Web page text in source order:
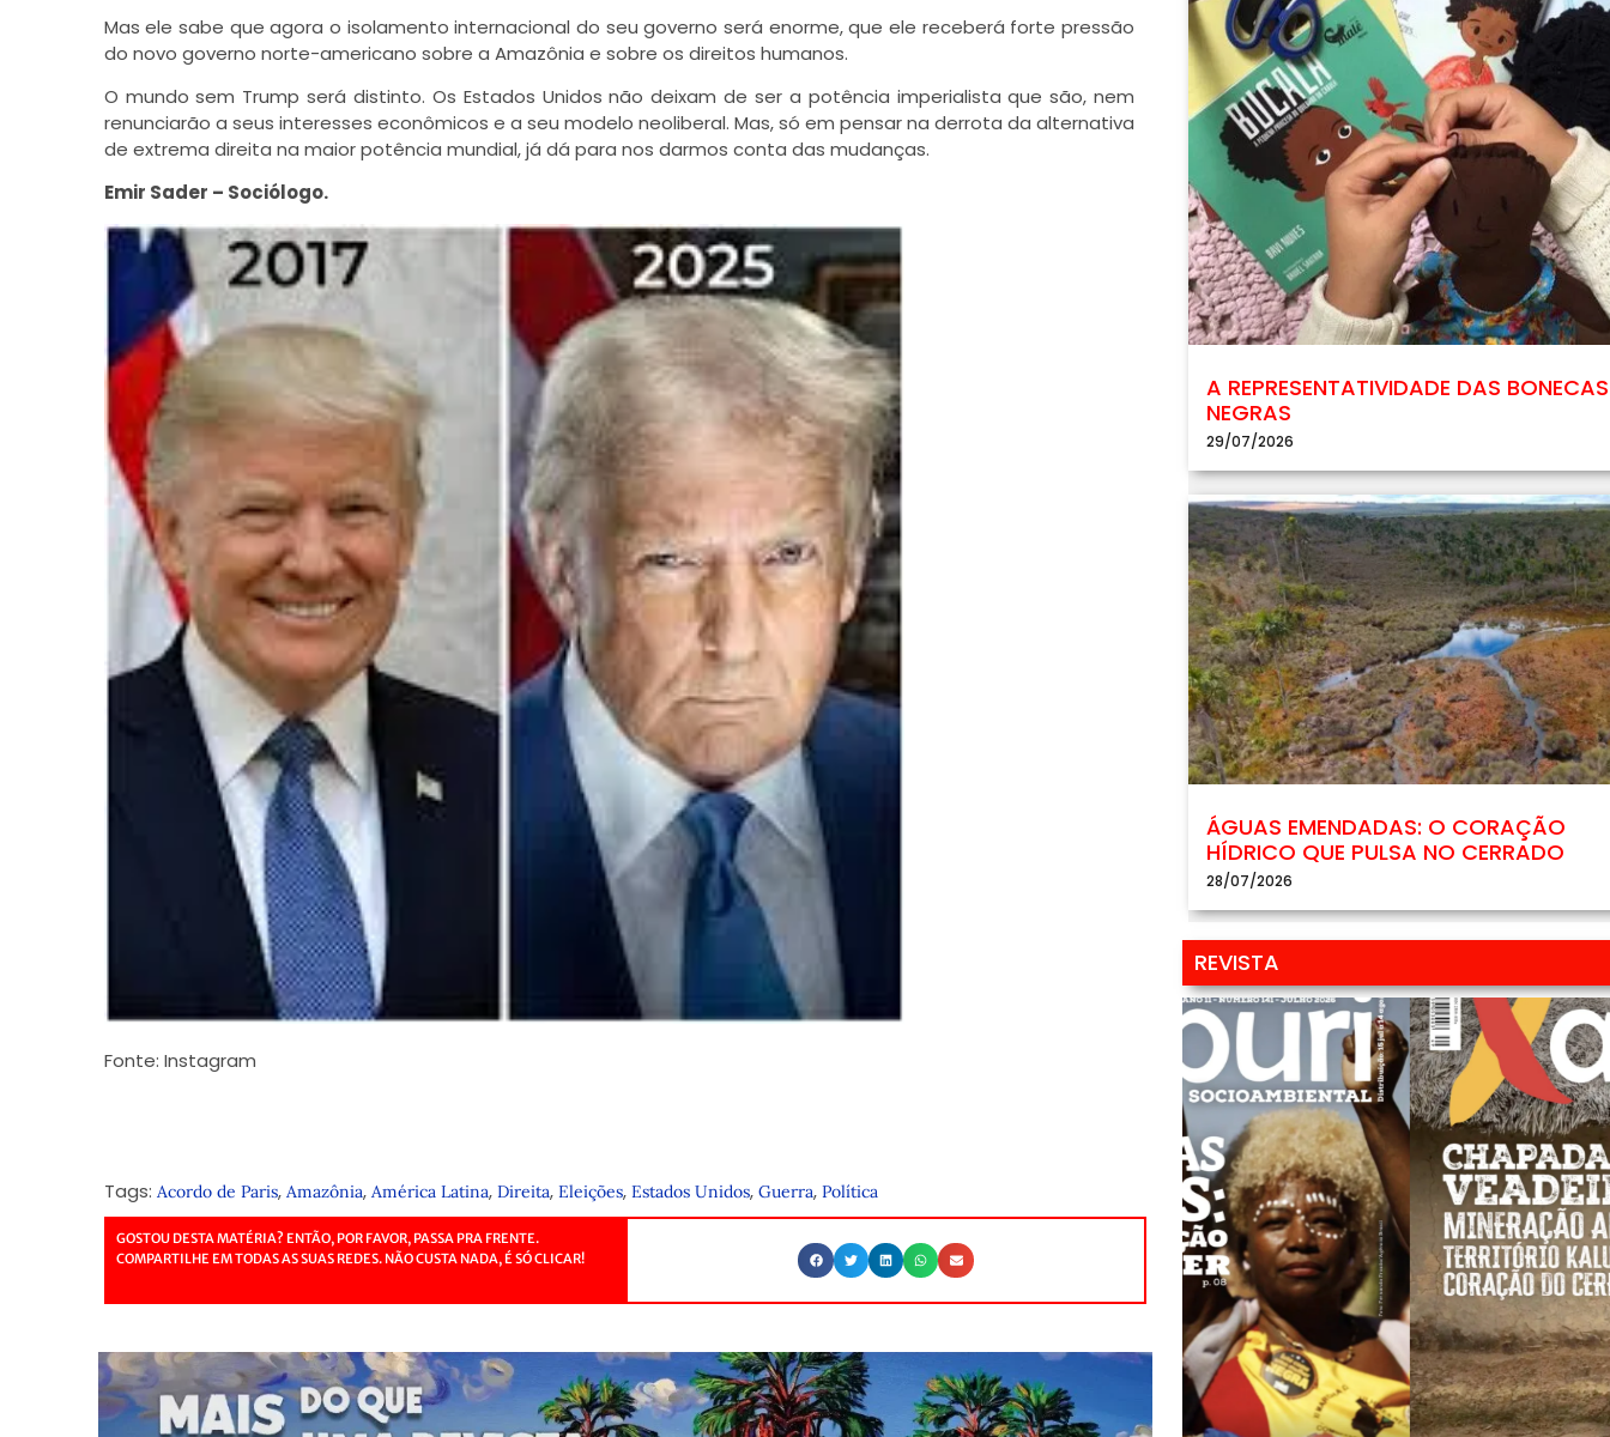
Mas ele sabe que agora o isolamento internacional do seu governo será enorme, que ele receberá forte pressão
do novo governo norte-americano sobre a Amazônia e sobre os direitos humanos.
O mundo sem Trump será distinto. Os Estados Unidos não deixam de ser a potência imperialista que são, nem
renunciarão a seus interesses econômicos e a seu modelo neoliberal. Mas, só em pensar na derrota da alternativa
de extrema direita na maior potência mundial, já dá para nos darmos conta das mudanças.
Emir Sader – Sociólogo.
Fonte: Instagram
Tags: Acordo de Paris, Amazônia, América Latina, Direita, Eleições, Estados Unidos, Guerra, Política
GOSTOU DESTA MATÉRIA? ENTÃO, POR FAVOR, PASSA PRA FRENTE.
COMPARTILHE EM TODAS AS SUAS REDES. NÃO CUSTA NADA, É SÓ CLICAR!
A REPRESENTATIVIDADE DAS BONECAS
NEGRAS
29/07/2026
ÁGUAS EMENDADAS: O CORAÇÃO
HÍDRICO QUE PULSA NO CERRADO
28/07/2026
REVISTA